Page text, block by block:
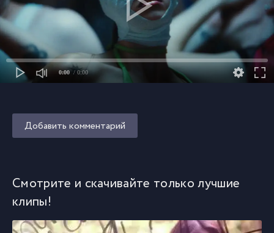
0:00 / 0:00
Добавить комментарий
Смотрите и скачивайте только лучшие
клипы!